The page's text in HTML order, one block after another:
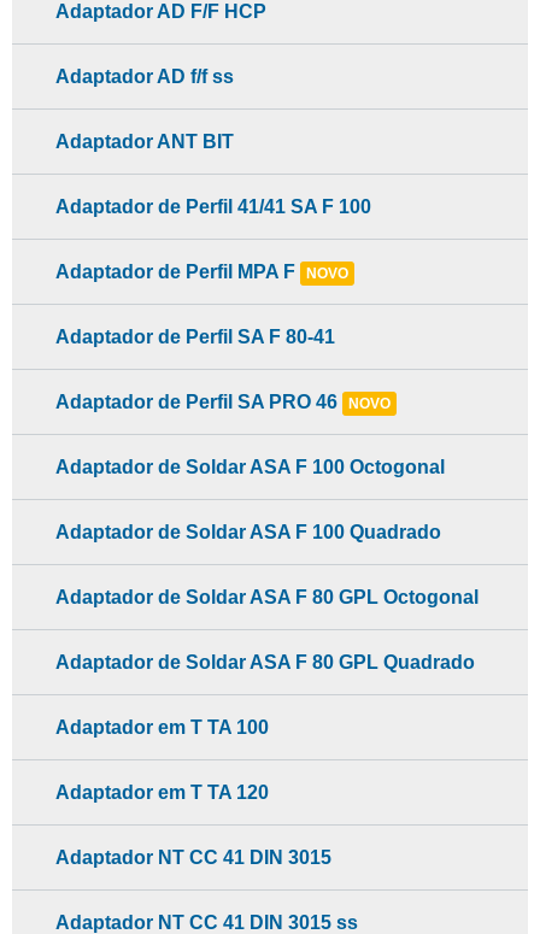
Adaptador AD F/F HCP
Adaptador AD f/f ss
Adaptador ANT BIT
Adaptador de Perfil 41/41 SA F 100
Adaptador de Perfil MPA F NOVO
Adaptador de Perfil SA F 80-41
Adaptador de Perfil SA PRO 46 NOVO
Adaptador de Soldar ASA F 100 Octogonal
Adaptador de Soldar ASA F 100 Quadrado
Adaptador de Soldar ASA F 80 GPL Octogonal
Adaptador de Soldar ASA F 80 GPL Quadrado
Adaptador em T TA 100
Adaptador em T TA 120
Adaptador NT CC 41 DIN 3015
Adaptador NT CC 41 DIN 3015 ss